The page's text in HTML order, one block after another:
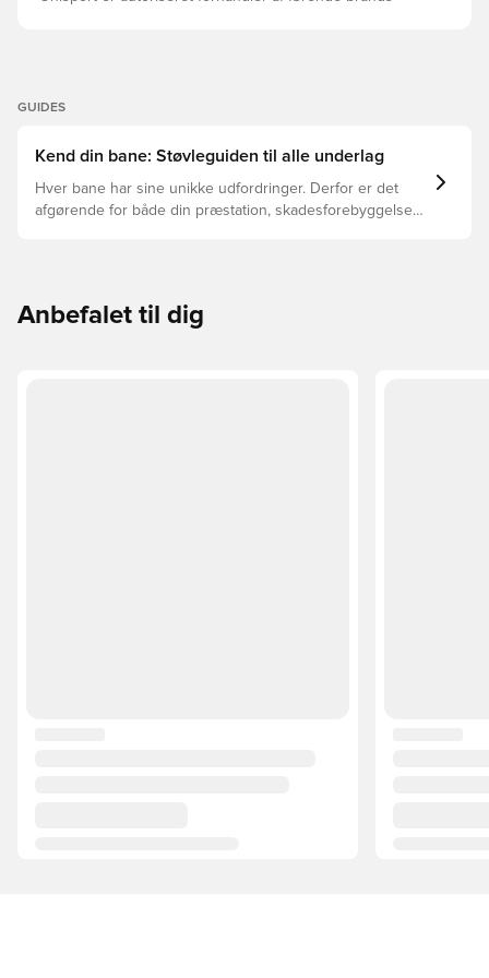
GUIDES
Kend din bane: Støvleguiden til alle underlag
Hver bane har sine unikke udfordringer. Derfor er det
afgørende for både din præstation, skadesforebyggelse
Anbefalet til dig